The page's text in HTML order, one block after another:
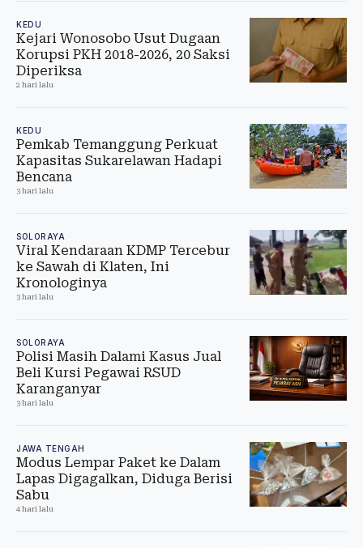
KEDU
Kejari Wonosobo Usut Dugaan
Korupsi PKH 2018-2026, 20 Saksi
Diperiksa
2 hari lalu
KEDU
Pemkab Temanggung Perkuat
Kapasitas Sukarelawan Hadapi
Bencana
3 hari lalu
SOLORAYA
Viral Kendaraan KDMP Tercebur
ke Sawah di Klaten, Ini
Kronologinya
3 hari lalu
SOLORAYA
Polisi Masih Dalami Kasus Jual
Beli Kursi Pegawai RSUD
Karanganyar
3 hari lalu
JAWA TENGAH
Modus Lempar Paket ke Dalam
Lapas Digagalkan, Diduga Berisi
Sabu
4 hari lalu